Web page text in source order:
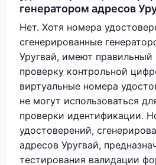
генератором адресов
Нет. Хотя номера
сгенерированные
Уругвай, имеют
проверку контрольной
виртуальные номера
не могут использоваться
проверки идентификации.
удостоверений,
адресов Уругвай,
тестирования валидации